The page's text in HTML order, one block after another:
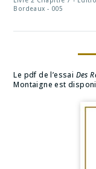
Bordeaux - 005
Le pdf de l’essai Des
Montaigne est